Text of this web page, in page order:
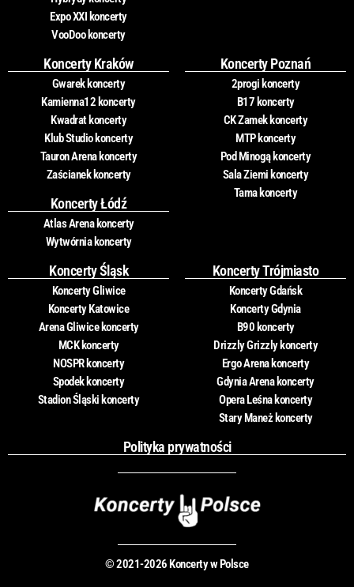
Expo XXI koncerty
VooDoo koncerty
Koncerty Kraków
Gwarek koncerty
Kamienna12 koncerty
Kwadrat koncerty
Klub Studio koncerty
Tauron Arena koncerty
Zaścianek koncerty
Koncerty Łódź
Atlas Arena koncerty
Wytwórnia koncerty
Koncerty Poznań
2progi koncerty
B17 koncerty
CK Zamek koncerty
MTP koncerty
Pod Minogą koncerty
Sala Ziemi koncerty
Tama koncerty
Koncerty Śląsk
Koncerty Gliwice
Koncerty Katowice
Arena Gliwice koncerty
MCK koncerty
NOSPR koncerty
Spodek koncerty
Stadion Śląski koncerty
Koncerty Trójmiasto
Koncerty Gdańsk
Koncerty Gdynia
B90 koncerty
Drizzly Grizzly koncerty
Ergo Arena koncerty
Gdynia Arena koncerty
Opera Leśna koncerty
Stary Maneż koncerty
Polityka prywatności
© 2021-2026 Koncerty w Polsce